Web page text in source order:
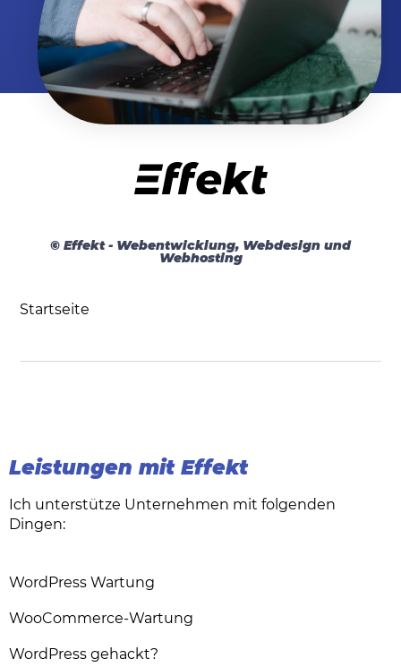
© Effekt - Webentwicklung, Webdesign und
Webhosting
Startseite
Leistungen mit Effekt
Ich unterstütze Unternehmen mit folgenden
Dingen:
WordPress Wartung
WooCommerce-Wartung
WordPress gehackt?